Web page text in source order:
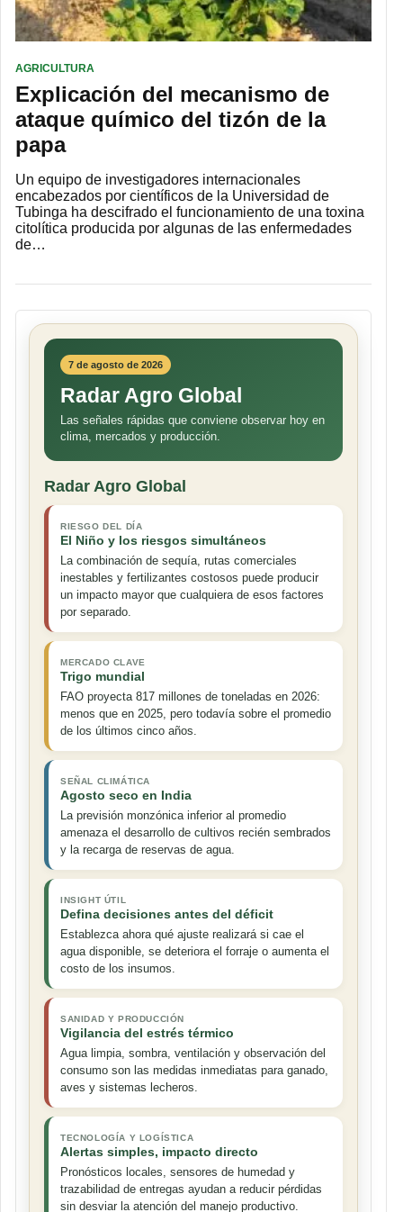
AGRICULTURA
Explicación del mecanismo de
ataque químico del tizón de la
papa
Un equipo de investigadores internacionales
encabezados por científicos de la Universidad de
Tubinga ha descifrado el funcionamiento de una toxina
citolítica producida por algunas de las enfermedades
de…
7 de agosto de 2026
Radar Agro Global
Las señales rápidas que conviene observar hoy en
clima, mercados y producción.
Radar Agro Global
RIESGO DEL DÍA
El Niño y los riesgos simultáneos
La combinación de sequía, rutas comerciales
inestables y fertilizantes costosos puede producir
un impacto mayor que cualquiera de esos factores
por separado.
MERCADO CLAVE
Trigo mundial
FAO proyecta 817 millones de toneladas en 2026:
menos que en 2025, pero todavía sobre el promedio
de los últimos cinco años.
SEÑAL CLIMÁTICA
Agosto seco en India
La previsión monzónica inferior al promedio
amenaza el desarrollo de cultivos recién sembrados
y la recarga de reservas de agua.
INSIGHT ÚTIL
Defina decisiones antes del déficit
Establezca ahora qué ajuste realizará si cae el
agua disponible, se deteriora el forraje o aumenta el
costo de los insumos.
SANIDAD Y PRODUCCIÓN
Vigilancia del estrés térmico
Agua limpia, sombra, ventilación y observación del
consumo son las medidas inmediatas para ganado,
aves y sistemas lecheros.
TECNOLOGÍA Y LOGÍSTICA
Alertas simples, impacto directo
Pronósticos locales, sensores de humedad y
trazabilidad de entregas ayudan a reducir pérdidas
sin desviar la atención del manejo productivo.